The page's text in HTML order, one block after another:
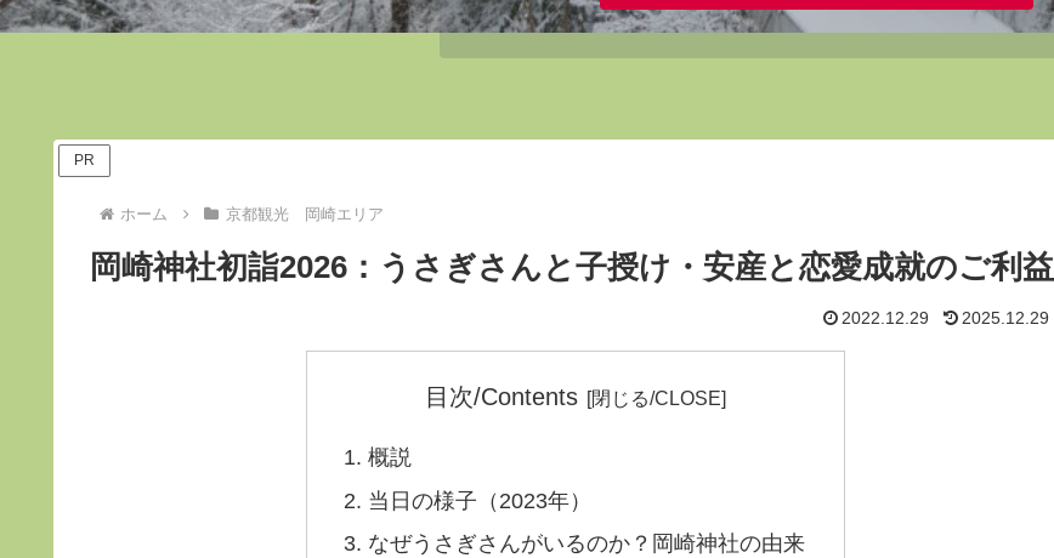
PR
ホーム 京都観光 岡崎エリア
岡崎神社初詣2026：うさぎさんと子授け・安産と恋愛成就のご利益
2022.12.29 2025.12.29
目次/Contents
概説
当日の様子（2023年）
なぜうさぎさんがいるのか？岡崎神社の由来